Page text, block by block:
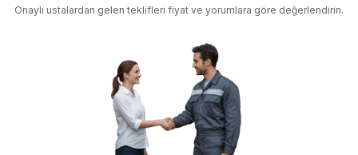
Onaylı ustalardan gelen teklifleri fiyat ve yorumlara göre değerlendirin.